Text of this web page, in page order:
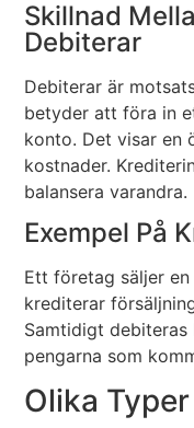
Skillnad
Debiterar
Debiterar är
betyder att föra in
konto. Det visar en
kostnader.
balansera varandra.
Exempel På
Ett företag säljer
krediterar
Samtidigt
pengarna som
Olika